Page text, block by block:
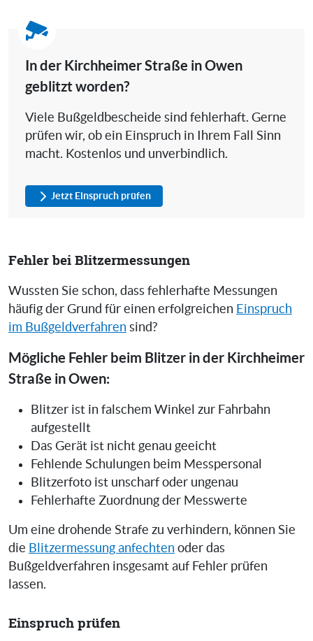
In der Kirchheimer Straße in Owen
geblitzt worden?
Viele Bußgeldbescheide sind fehlerhaft. Gerne
prüfen wir, ob ein Einspruch in Ihrem Fall Sinn
macht. Kostenlos und unverbindlich.
Jetzt Einspruch prüfen
Fehler bei Blitzermessungen
Wussten Sie schon, dass fehlerhafte Messungen
häufig der Grund für einen erfolgreichen Einspruch
im Bußgeldverfahren sind?
Mögliche Fehler beim Blitzer in der Kirchheimer
Straße in Owen:
Blitzer ist in falschem Winkel zur Fahrbahn
aufgestellt
Das Gerät ist nicht genau geeicht
Fehlende Schulungen beim Messpersonal
Blitzerfoto ist unscharf oder ungenau
Fehlerhafte Zuordnung der Messwerte
Um eine drohende Strafe zu verhindern, können Sie
die Blitzermessung anfechten oder das
Bußgeldverfahren insgesamt auf Fehler prüfen
lassen.
Einspruch prüfen